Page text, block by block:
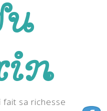
sa richesse